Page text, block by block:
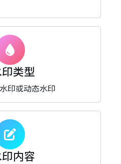
类型
印或动态水印
内容